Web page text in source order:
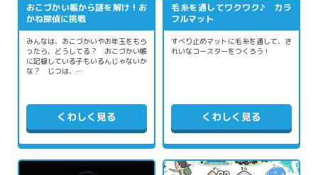
おこづかい帳から謎を解け！お
かね探偵に挑戦
みんなは、おこづかいやお年玉をもら
ったら、どうしてる？ おこづかい帳
に記録している子もいるんじゃないか
な？ じつは、…
くわしく見る
毛糸を通してワクワク♪ カラ
フルマット
すべり止めマットに毛糸を通して、き
れいなコースターをつくろう！
くわしく見る